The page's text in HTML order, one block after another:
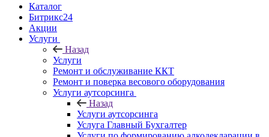
Каталог
Битрикс24
Акции
Услуги
Назад
Услуги
Ремонт и обслуживание ККТ
Ремонт и поверка весового оборудования
Услуги аутсорсинга
Назад
Услуги аутсорсинга
Услуга Главный Бухгалтер